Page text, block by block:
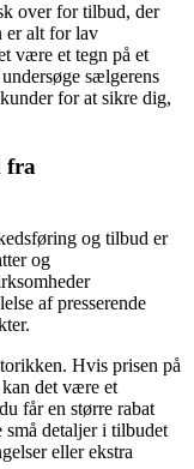
over for tilbud, der
er alt for lav
være et tegn på et
sælgerens
for at sikre dig,
fra
og tilbud er
og
af presserende
Hvis prisen på
det være et
får en større rabat
små detaljer i tilbudet
eller ekstra